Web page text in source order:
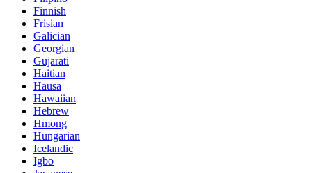
Finnish
Frisian
Galician
Georgian
Gujarati
Haitian
Hausa
Hawaiian
Hebrew
Hmong
Hungarian
Icelandic
Igbo